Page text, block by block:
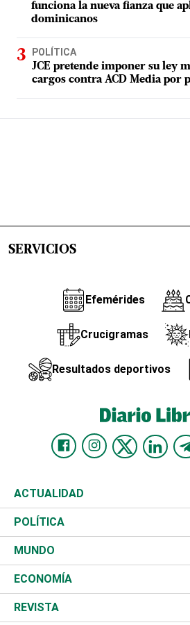
funciona la nueva fianza que
dominicanos
POLÍTICA
JCE pretende imponer su ley
cargos contra ACD Media por
SERVICIOS
Efemérides
Crucigramas
Resultados deportivos
ACTUALIDAD
Nacional
Ciudad
Educación
Salud
POLÍTICA
Partidos
JCE
TSE
MUNDO
Estados Unidos
América Latina
ECONOMÍA
Finanzas
REVISTA